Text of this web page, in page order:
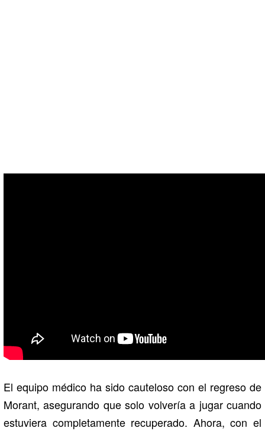
El equipo médico ha sido cauteloso con el regreso de
Morant, asegurando que solo volvería a jugar cuando
estuviera completamente recuperado. Ahora, con el